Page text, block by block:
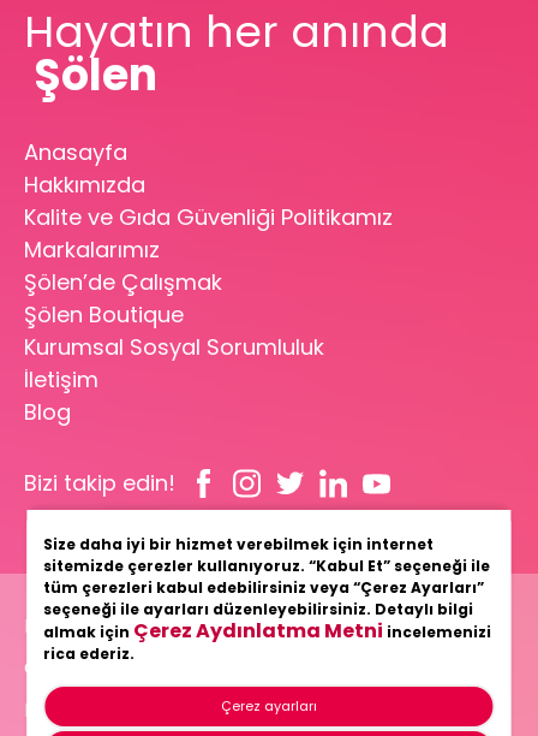
Hayatın her anında
Şölen
Anasayfa
Hakkımızda
Kalite ve Gıda Güvenliği Politikamız
Markalarımız
Şölen’de Çalışmak
Şölen Boutique
Kurumsal Sosyal Sorumluluk
İletişim
Blog
Bizi takip edin!
Bilgi Toplumu Hizmetleri
Gizlilik ve Güvenlik Politikamız
Kişisel Verilerin Korunması
Size daha iyi bir hizmet verebilmek için internet
sitemizde çerezler kullanıyoruz. “Kabul Et” seçeneği ile
tüm çerezleri kabul edebilirsiniz veya “Çerez Ayarları”
seçeneği ile ayarları düzenleyebilirsiniz. Detaylı bilgi
almak için Çerez Aydınlatma Metni incelemenizi
rica ederiz.
Çerez ayarları